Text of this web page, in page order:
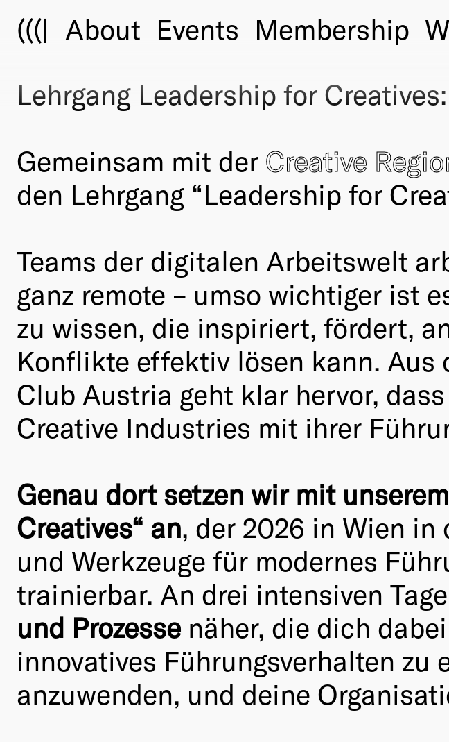
(((| About Events Membership
Lehrgang Leadership for
Gemeinsam mit der Creative
den Lehrgang “Leadership for
Teams der digitalen Arbeitswelt
ganz remote – umso wichtiger ist
zu wissen, die inspiriert, fördert,
Konflikte effektiv lösen kann. Aus
Club Austria geht klar hervor, dass
Creative Industries mit ihrer
Genau dort setzen wir mit
Creatives“ an, der 2026 in Wien
und Werkzeuge für modernes
trainierbar. An drei intensiven
und Prozesse näher, die dich
innovatives Führungsverhalten zu
anzuwenden, und deine